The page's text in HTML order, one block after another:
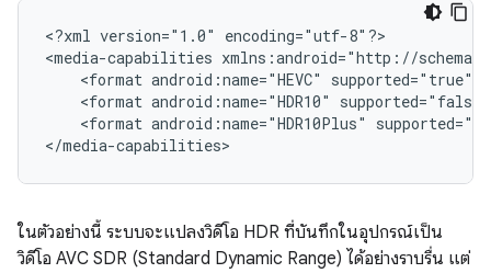
<?xml version="1.0" encoding="utf-8"?>
<media-capabilities xmlns:android="http://
    <format android:name="HEVC" supported="true"/>
<format android:name="HDR10"
<format android:name="HDR10Plus"
ในตัวอย่างนี้ ระบบจะแปลงวิดีโอ HDR ที่บันทึกในอุปกรณ์เป็น
วิดีโอ AVC SDR (Standard Dynamic Range) ได้อย่างราบรื่น แต่